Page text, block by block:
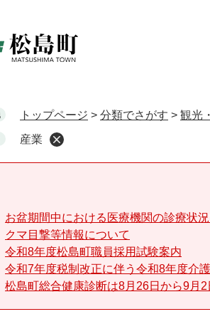
トップページ > 分類でさがす > 観光
産業
お盆期間中における医療機関の診療状
クマ目撃等情報について
令和8年度松島町職員採用試験案内
令和7年度税制改正に伴う令和8年度介
松島町総合健康診断は8月26日から9月2